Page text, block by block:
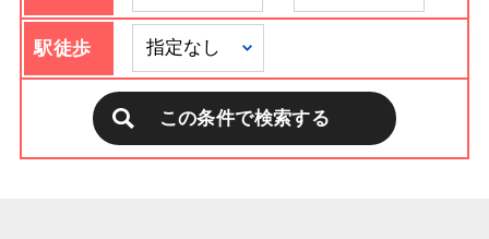
駅徒歩
この条件で検索する